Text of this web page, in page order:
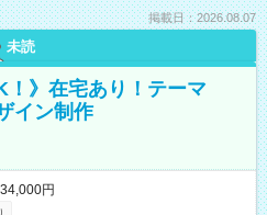
掲載日：2026.08.07
未読
！》在宅あり！テーマ
イン制作
円